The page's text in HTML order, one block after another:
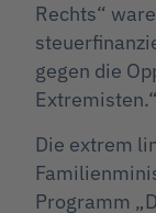
Rechts“
gegen die
Extremisten.“
Die extrem
Programm